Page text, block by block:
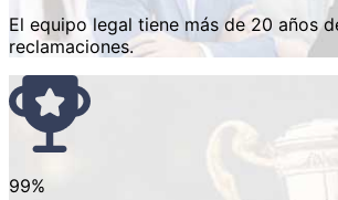
El equipo legal tiene más de 20 años
reclamaciones.
99%